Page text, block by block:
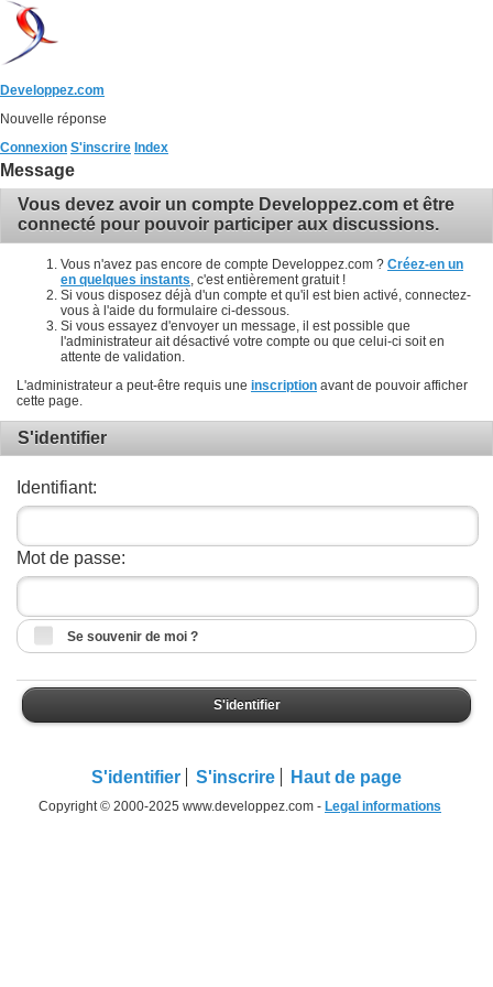
Developpez.com
Nouvelle réponse
Connexion S'inscrire Index
Message
Vous devez avoir un compte Developpez.com et être
connecté pour pouvoir participer aux discussions.
Vous n'avez pas encore de compte Developpez.com ? Créez-en un
en quelques instants , c'est entièrement gratuit !
Si vous disposez déjà d'un compte et qu'il est bien activé, connectez-
vous à l'aide du formulaire ci-dessous.
Si vous essayez d'envoyer un message, il est possible que
l'administrateur ait désactivé votre compte ou que celui-ci soit en
attente de validation.
L'administrateur a peut-être requis une inscription avant de pouvoir afficher
cette page.
S'identifier
Identifiant:
Mot de passe:
Se souvenir de moi ?
S'identifier
S'identifier S'inscrire Haut de page
Copyright © 2000-2025 www.developpez.com - Legal informations